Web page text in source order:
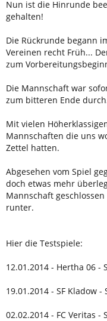
Nun ist die Hinrunde
gehalten!
Die Rückrunde begann
Vereinen recht Früh...
zum
Die Mannschaft war
zum bitteren Ende
Mit vielen
Mannschaften die uns
Zettel hatten.
Abgesehen vom Spiel
doch etwas mehr
Mannschaft
runter.
Hier die Testspiele:
12.01.2014 - Hertha 06 -
19.01.2014 - SF Kladow -
02.02.2014 - FC Veritas -